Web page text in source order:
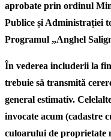
aprobate prin ordinul
Publice și Administrației
Programul „Anghel
În vederea includerii la
trebuie să transmită
general estimativ.
invocate acum (cadastre
culoarului de proprietate